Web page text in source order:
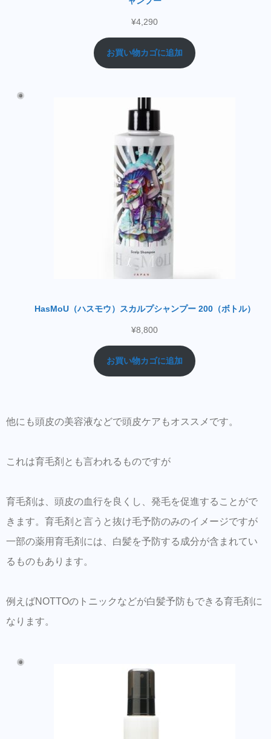
¥4,290
お買い物カゴに追加
HasMoU（ハスモウ）スカルプシャンプー 200（ボトル）
¥8,800
お買い物カゴに追加
他にも頭皮の美容液などで頭皮ケアもオススメです。
これは育毛剤とも言われるものですが
育毛剤は、頭皮の血行を良くし、発毛を促進することがで
きます。育毛剤と言うと抜け毛予防のみのイメージですが
一部の薬用育毛剤には、白髪を予防する成分が含まれてい
るものもあります。
例えばNOTTOのトニックなどが白髪予防もできる育毛剤に
なります。